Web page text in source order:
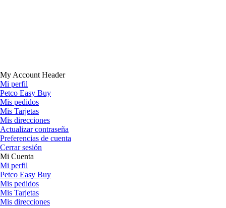
My Account Header
Mi perfil
Petco Easy Buy
Mis pedidos
Mis Tarjetas
Mis direcciones
Actualizar contraseña
Preferencias de cuenta
Cerrar sesión
Mi Cuenta
Mi perfil
Petco Easy Buy
Mis pedidos
Mis Tarjetas
Mis direcciones